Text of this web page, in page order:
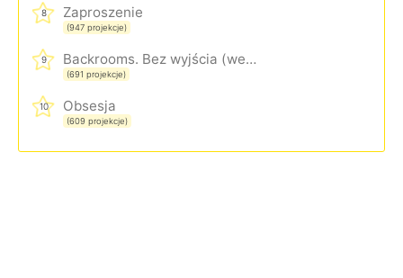
8 Zaproszenie
(947 projekcje)
9 Backrooms. Bez wyjścia (wersja rozszerzona)
(691 projekcje)
10 Obsesja
(609 projekcje)